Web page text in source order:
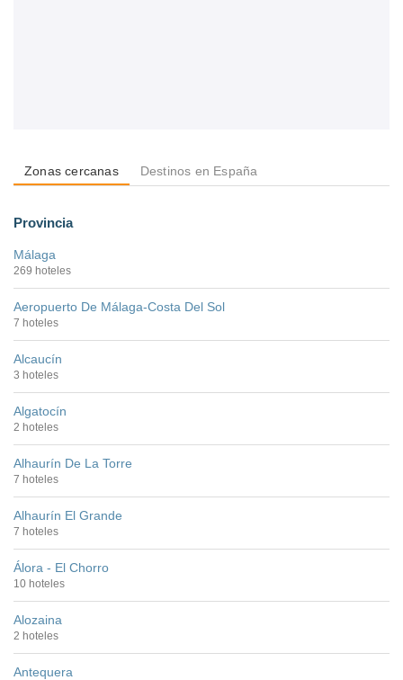
Zonas cercanas Destinos en España
Provincia
Málaga
269 hoteles
Aeropuerto De Málaga-Costa Del Sol
7 hoteles
Alcaucín
3 hoteles
Algatocín
2 hoteles
Alhaurín De La Torre
7 hoteles
Alhaurín El Grande
7 hoteles
Álora - El Chorro
10 hoteles
Alozaina
2 hoteles
Antequera